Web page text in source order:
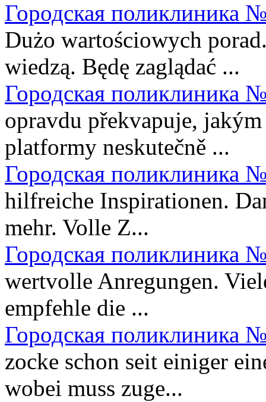
Городская поликлиника
Dużo wartościowych
wiedzą. Będę zaglądać ...
Городская поликлиника
opravdu překvapuje,
platformy neskutečně ...
Городская поликлиника
hilfreiche Inspirationen.
mehr. Volle Z...
Городская поликлиника
wertvolle Anregungen.
empfehle die ...
Городская поликлиника
zocke schon seit einiger
wobei muss zuge...